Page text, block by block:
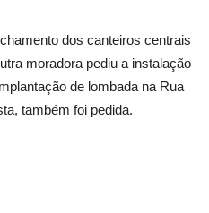
dos canteiros centrais
moradora pediu a instalação
de lombada na Rua
também foi pedida.